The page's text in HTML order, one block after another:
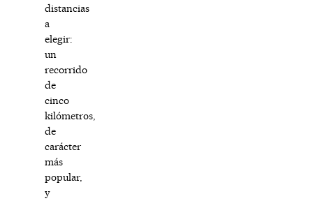
distancias
a
elegir:
un
recorrido
de
cinco
kilómetros,
de
carácter
más
popular,
y